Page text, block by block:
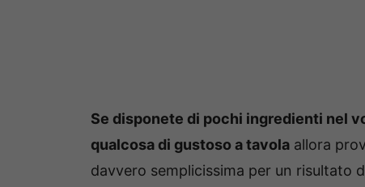
Se disponete di pochi ingredienti nel
qualcosa di gustoso a tavola allora
davvero semplicissima per un risultato